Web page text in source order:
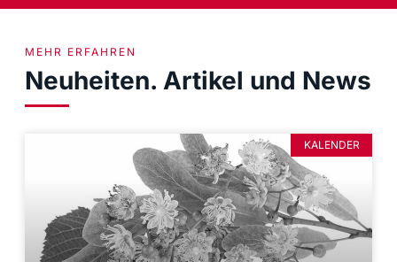
MEHR ERFAHREN
Neuheiten. Artikel und News
KALENDER